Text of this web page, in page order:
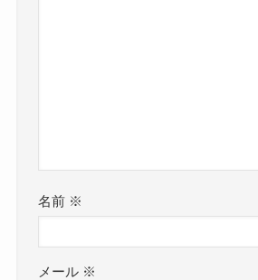
名前 ※
メール ※